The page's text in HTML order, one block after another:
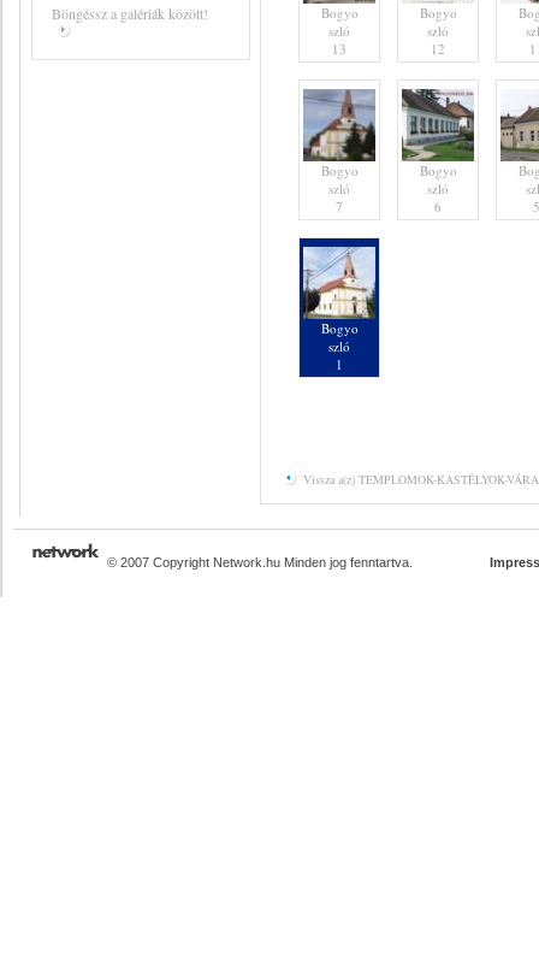
Böngéssz a galériák között!
Bogyo
szló
13
Bogyo
szló
12
Bogyo
szló
7
Bogyo
szló
6
5
Bogyo
szló
1
Vissza a(z) TEMPLOMOK-KASTÉLYOK-
© 2007 Copyright Network.hu Minden jog fenntartva.